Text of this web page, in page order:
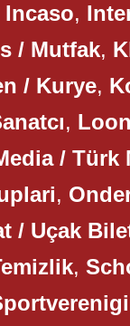
,
/ Mutfak,
/ Kurye,
,
/ Türk
,
/ Uçak
,